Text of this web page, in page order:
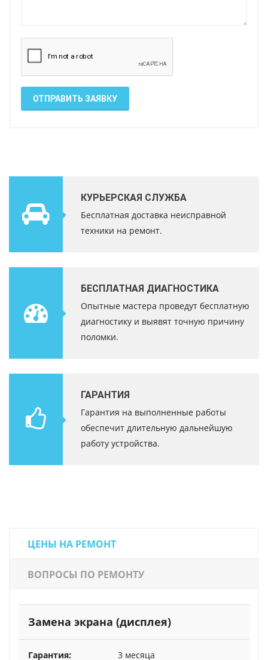
ОТПРАВИТЬ ЗАЯВКУ
КУРЬЕРСКАЯ СЛУЖБА
Бесплатная доставка неисправной
техники на ремонт.
БЕСПЛАТНАЯ ДИАГНОСТИКА
Опытные мастера проведут бесплатную
диагностику и выявят точную причину
поломки.
ГАРАНТИЯ
Гарантия на выполненные работы
обеспечит длительную дальнейшую
работу устройства.
ЦЕНЫ НА РЕМОНТ
ВОПРОСЫ ПО РЕМОНТУ
Замена экрана (дисплея)
3 месяца